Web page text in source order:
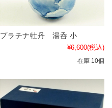
プラチナ牡丹 湯呑 小
¥6,600(税込)
在庫 10個